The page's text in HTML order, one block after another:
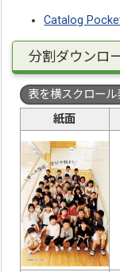
Catalog
分割ダウンロ
表を横スクロール
紙面